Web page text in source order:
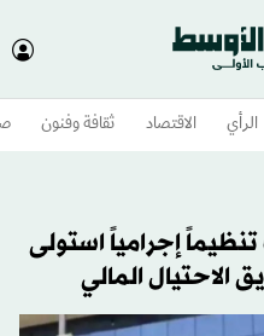
الرأي الاقتصاد ثقافة وفنون
إجرامياً استولى